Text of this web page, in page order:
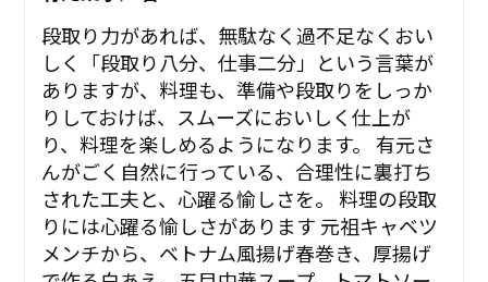
段取り力があれば、無駄なく過不足なくおい
しく「段取り八分、仕事二分」という言葉が
ありますが、料理も、準備や段取りをしっか
りしておけば、スムーズにおいしく仕上が
り、料理を楽しめるようになります。 有元さ
んがごく自然に行っている、合理性に裏打ち
された工夫と、心躍る愉しさを。 ――料理の段取
りには心躍る愉しさがあります 元祖キャベツ
メンチから、ベトナム風揚げ春巻き、厚揚げ